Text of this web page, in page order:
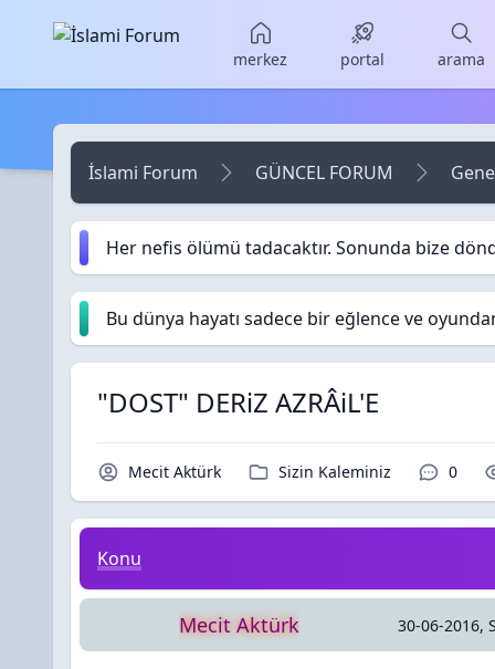
Skip to main content
merkez portal arama
İslami Forum GÜNCEL FORUM
Her nefis ölümü tadacaktır. Sonunda bize
Bu dünya hayatı sadece bir eğlence ve
"DOST" DERiZ AZRÂiL'E
Konu Sahibi / Yazar
Mecit Aktürk Kategori / Forum
Sizin Kaleminiz 0
"DOST" DERiZ AZRÂiL'E
Konu
Mecit Aktürk 30-06-2016,